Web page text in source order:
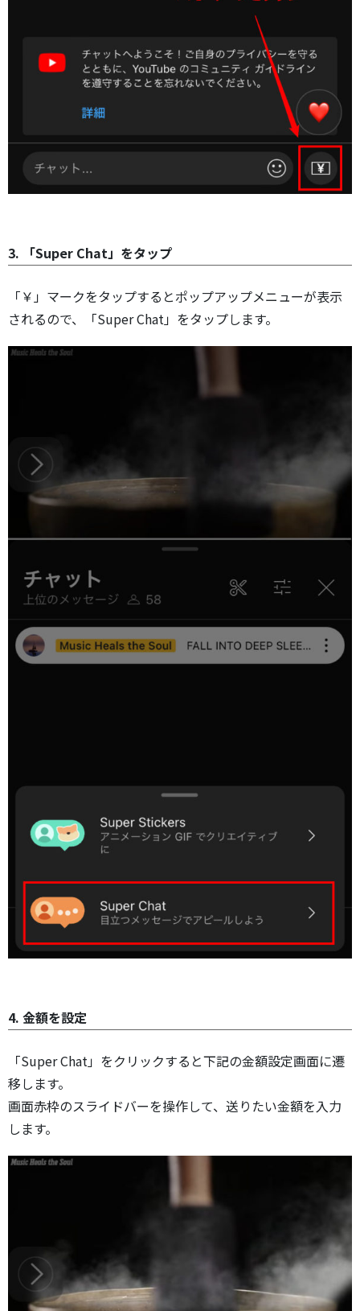
3. 「Super Chat」をタップ
「￥」マークをタップするとポップアップメニューが表示
されるので、「Super Chat」をタップします。
4. 金額を設定
「Super Chat」をクリックすると下記の金額設定画面に遷
移します。
画面赤枠のスライドバーを操作して、送りたい金額を入力
します。